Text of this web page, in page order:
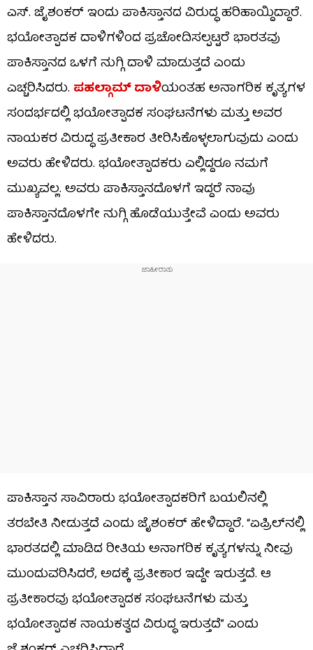
ಎಸ್. ಜೈಶಂಕರ್ ಇಂದು ಪಾಕಿಸ್ತಾನದ ವಿರುದ್ಧ ಹರಿಹಾಯ್ದಿದ್ದಾರೆ.
ಭಯೋತ್ಪಾದಕ ದಾಳಿಗಳಿಂದ ಪ್ರಚೋದಿಸಲ್ಪಟ್ಟರೆ ಭಾರತವು
ಪಾಕಿಸ್ತಾನದ ಒಳಗೆ ನುಗ್ಗಿ ದಾಳಿ ಮಾಡುತ್ತದೆ ಎಂದು
ಎಚ್ಚರಿಸಿದರು. ಪಹಲ್ಗಾಮ್ ದಾಳಿಯಂತಹ ಅನಾಗರಿಕ ಕೃತ್ಯಗಳ
ಸಂದರ್ಭದಲ್ಲಿ ಭಯೋತ್ಪಾದಕ ಸಂಘಟನೆಗಳು ಮತ್ತು ಅವರ
ನಾಯಕರ ವಿರುದ್ಧ ಪ್ರತೀಕಾರ ತೀರಿಸಿಕೊಳ್ಳಲಾಗುವುದು ಎಂದು
ಅವರು ಹೇಳಿದರು. ಭಯೋತ್ಪಾದಕರು ಎಲ್ಲಿದ್ದರೂ ನಮಗೆ
ಮುಖ್ಯವಲ್ಲ. ಅವರು ಪಾಕಿಸ್ತಾನದೊಳಗೆ ಇದ್ದರೆ ನಾವು
ಪಾಕಿಸ್ತಾನದೊಳಗೇ ನುಗ್ಗಿ ಹೊಡೆಯುತ್ತೇವೆ ಎಂದು ಅವರು
ಹೇಳಿದರು.
ಪಾಕಿಸ್ತಾನ ಸಾವಿರಾರು ಭಯೋತ್ಪಾದಕರಿಗೆ ಬಯಲಿನಲ್ಲಿ
ತರಬೇತಿ ನೀಡುತ್ತದೆ ಎಂದು ಜೈಶಂಕರ್ ಹೇಳಿದ್ದಾರೆ. “ಏಪ್ರಿಲ್‌ನಲ್ಲಿ
ಭಾರತದಲ್ಲಿ ಮಾಡಿದ ರೀತಿಯ ಅನಾಗರಿಕ ಕೃತ್ಯಗಳನ್ನು ನೀವು
ಮುಂದುವರಿಸಿದರೆ, ಅದಕ್ಕೆ ಪ್ರತೀಕಾರ ಇದ್ದೇ ಇರುತ್ತದೆ. ಆ
ಪ್ರತೀಕಾರವು ಭಯೋತ್ಪಾದಕ ಸಂಘಟನೆಗಳು ಮತ್ತು
ಭಯೋತ್ಪಾದಕ ನಾಯಕತ್ವದ ವಿರುದ್ಧ ಇರುತ್ತದೆ” ಎಂದು